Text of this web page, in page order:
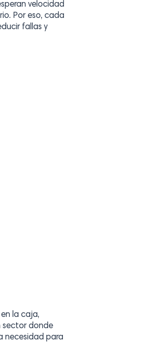
velocidad
Por eso, cada
fallas y
la caja,
sector donde
necesidad para